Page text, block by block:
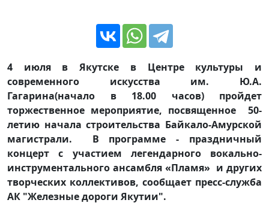
4 июля в Якутске в Центре культуры и
современного искусства им. Ю.А.
Гагарина(начало в 18.00 часов) пройдет
торжественное мероприятие, посвященное 50-
летию начала строительства Байкало-Амурской
магистрали. В программе - праздничный
концерт с участием легендарного вокально-
инструментального ансамбля «Пламя» и других
творческих коллективов, сообщает пресс-служба
АК "Железные дороги Якутии".